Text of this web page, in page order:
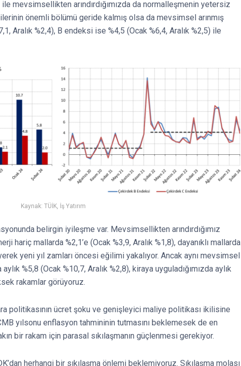
mevsimsellikten arındırdığımızda da normalleşmenin yetersiz
önemli bölümü geride kalmış olsa da mevsimsel arınmış
Aralık %2,4), B endeksi ise %4,5 (Ocak %6,4, Aralık %2,5) ile
Kaynak: TÜİK, İş Yatırım
belirgin iyileşme var. Mevsimsellikten arındırdığımız
hariç mallarda %2,1’e (Ocak %3,9, Aralık %1,8), dayanıklı mallarda
yeni yıl zamları öncesi eğilimi yakalıyor. Ancak aynı mevsimsel
%5,8 (Ocak %10,7, Aralık %2,8), kiraya uyguladığımızda aylık
rakamlar görüyoruz.
politikasının ücret şoku ve genişleyici maliye politikası ikilisine
yılsonu enflasyon tahmininin tutmasını beklemesek de en
bir rakam için parasal sıkılaşmanın güçlenmesi gerekiyor.
herhangi bir sıkılaşma önlemi beklemiyoruz. Sıkılaşma molası